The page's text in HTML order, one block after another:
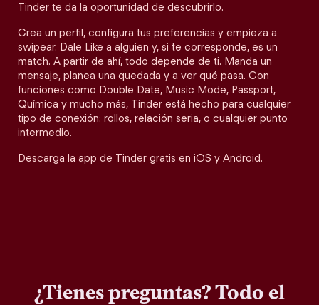
Tinder te da la oportunidad de descubrirlo.
Crea un perfil, configura tus preferencias y empieza a
swipear. Dale Like a alguien y, si te corresponde, es un
match. A partir de ahí, todo depende de ti. Manda un
mensaje, planea una quedada y a ver qué pasa. Con
funciones como Double Date, Music Mode, Passport,
Química y mucho más, Tinder está hecho para cualquier
tipo de conexión: rollos, relación seria, o cualquier punto
intermedio.
Descarga la app de Tinder gratis en iOS y Android.
¿Tienes preguntas? Todo el